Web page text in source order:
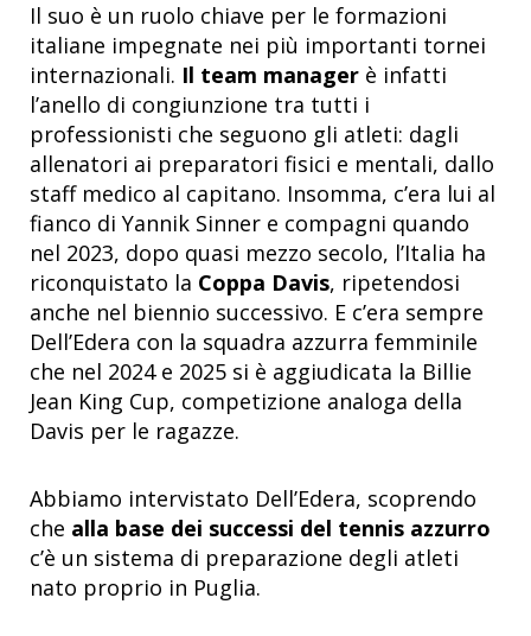
Il suo è un ruolo chiave per le formazioni
italiane impegnate nei più importanti tornei
internazionali. Il team manager è infatti
l’anello di congiunzione tra tutti i
professionisti che seguono gli atleti: dagli
allenatori ai preparatori fisici e mentali, dallo
staff medico al capitano. Insomma, c’era lui al
fianco di Yannik Sinner e compagni quando
nel 2023, dopo quasi mezzo secolo, l’Italia ha
riconquistato la Coppa Davis, ripetendosi
anche nel biennio successivo. E c’era sempre
Dell’Edera con la squadra azzurra femminile
che nel 2024 e 2025 si è aggiudicata la Billie
Jean King Cup, competizione analoga della
Davis per le ragazze.
Abbiamo intervistato Dell’Edera, scoprendo
che alla base dei successi del tennis azzurro
c’è un sistema di preparazione degli atleti
nato proprio in Puglia.